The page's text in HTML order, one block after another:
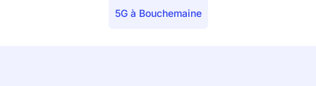
5G à Bouchemaine